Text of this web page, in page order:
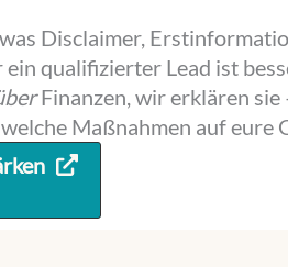
Disclaimer,
qualifizierter Lead ist
Finanzen, wir erklären
Maßnahmen auf eure